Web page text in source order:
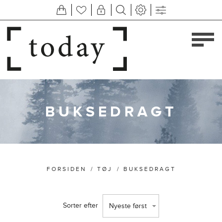
BUKSEDRAGT
FORSIDEN / TØJ / BUKSEDRAGT
Sorter efter Nyeste først